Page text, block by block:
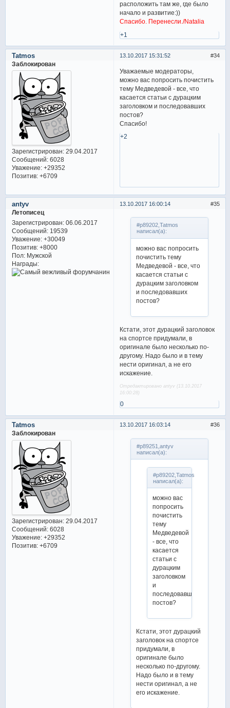
расположить там же, где было
начало и развитие:))
Спасибо. Перенесли./Natalia
+1
34
13.10.2017 15:31:52
Tatmos
Заблокирован
Зарегистрирован: 29.04.2017
Сообщений:6028
Уважение: +29352
Позитив: +6709
Уважаемые модераторы,
можно вас попросить почистить
тему Медведевой - все, что
касается статьи с дурацким
заголовком и последовавших
постов?
Спасибо!
+2
35
13.10.2017 16:00:14
antyv
Летописец
Зарегистрирован: 06.06.2017
Сообщений:19539
Уважение: +30049
Позитив: +8000
Пол:Мужской
Награды:
#p89202,Tatmos
написал(а):
можно вас попросить
почистить тему
Медведевой - все, что
касается статьи с
дурацким заголовком
и последовавших
постов?
Кстати, этот дурацкий заголовок
на спортсе придумали, в
оригинале было несколько по-
другому. Надо было и в тему
нести оригинал, а не его
искажение.
Отредактировано antyv (13.10.2017
16:00:28)
0
36
13.10.2017 16:03:14
Tatmos
Заблокирован
Зарегистрирован: 29.04.2017
Сообщений:6028
Уважение: +29352
Позитив: +6709
#p89251,antyv
написал(а):
#p89202,Tatmos
написал(а):
можно вас
попросить
почистить
тему
Медведевой
- все, что
касается
статьи с
дурацким
заголовком
и
последовавших
постов?
Кстати, этот дурацкий
заголовок на спортсе
придумали, в
оригинале было
несколько по-другому.
Надо было и в тему
нести оригинал, а не
его искажение.